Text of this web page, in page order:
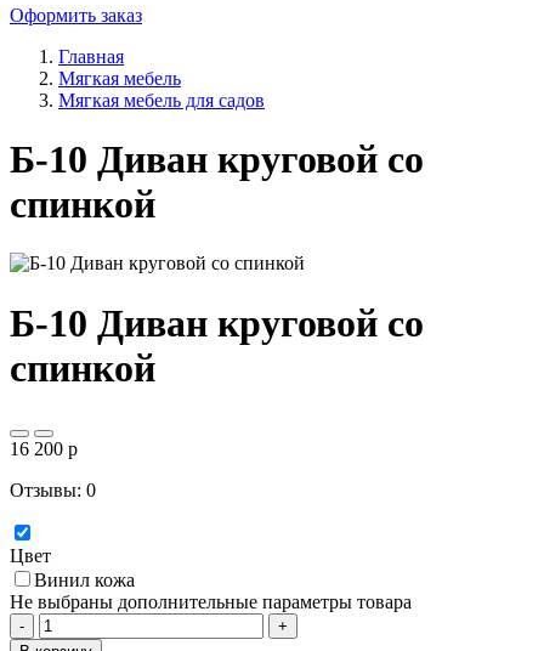
Оформить заказ
Главная
Мягкая мебель
Мягкая мебель для садов
Б-10 Диван круговой со
спинкой
Б-10 Диван круговой со
спинкой
16 200 p
Отзывы: 0
Цвет
Винил кожа
Не выбраны дополнительные параметры товара
-
+